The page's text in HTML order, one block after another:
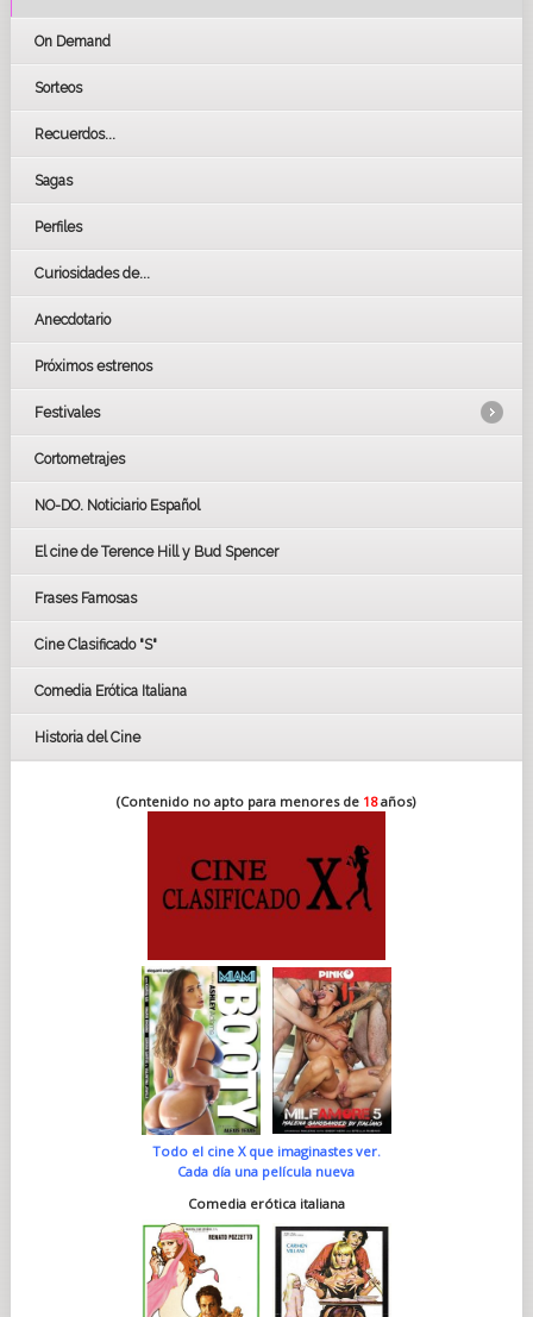
On Demand
Sorteos
Recuerdos...
Sagas
Perfiles
Curiosidades de...
Anecdotario
Próximos estrenos
Festivales
LOS OSCARS
GOYAS
BAFTA
Cortometrajes
NO-DO. Noticiario Español
El cine de Terence Hill y Bud Spencer
Frases Famosas
Cine Clasificado "S"
Comedia Erótica Italiana
Historia del Cine
(Contenido no apto para menores de 18años)
Todo el cine X que imaginastes ver.
Cada día una película nueva
Comedia erótica italiana